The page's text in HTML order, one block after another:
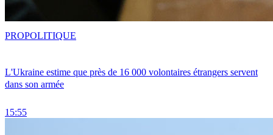
L'Ukraine estime que près de 16 000 volontaires étrangers servent
dans son armée
15:55
PROPOLITIQUE